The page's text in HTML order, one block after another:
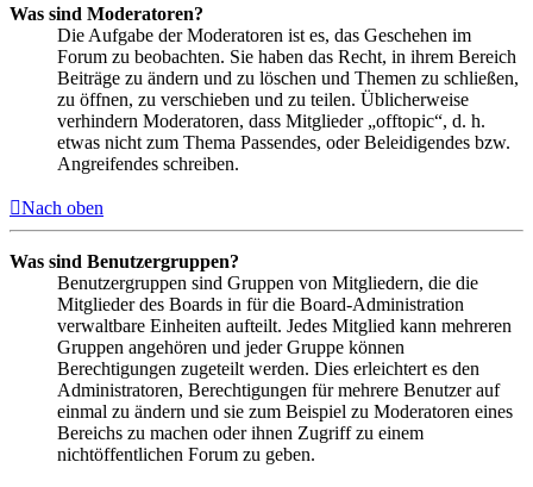
Was sind Moderatoren?
Die Aufgabe der Moderatoren ist es, das Geschehen im
Forum zu beobachten. Sie haben das Recht, in ihrem Bereich
Beiträge zu ändern und zu löschen und Themen zu schließen,
zu öffnen, zu verschieben und zu teilen. Üblicherweise
verhindern Moderatoren, dass Mitglieder „offtopic“, d. h.
etwas nicht zum Thema Passendes, oder Beleidigendes bzw.
Angreifendes schreiben.
Nach oben
Was sind Benutzergruppen?
Benutzergruppen sind Gruppen von Mitgliedern, die die
Mitglieder des Boards in für die Board-Administration
verwaltbare Einheiten aufteilt. Jedes Mitglied kann mehreren
Gruppen angehören und jeder Gruppe können
Berechtigungen zugeteilt werden. Dies erleichtert es den
Administratoren, Berechtigungen für mehrere Benutzer auf
einmal zu ändern und sie zum Beispiel zu Moderatoren eines
Bereichs zu machen oder ihnen Zugriff zu einem
nichtöffentlichen Forum zu geben.